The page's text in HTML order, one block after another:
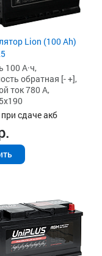
Lion (100 Ah)
100 А·ч,
обратная [- +],
ток 780 А,
при сдаче акб